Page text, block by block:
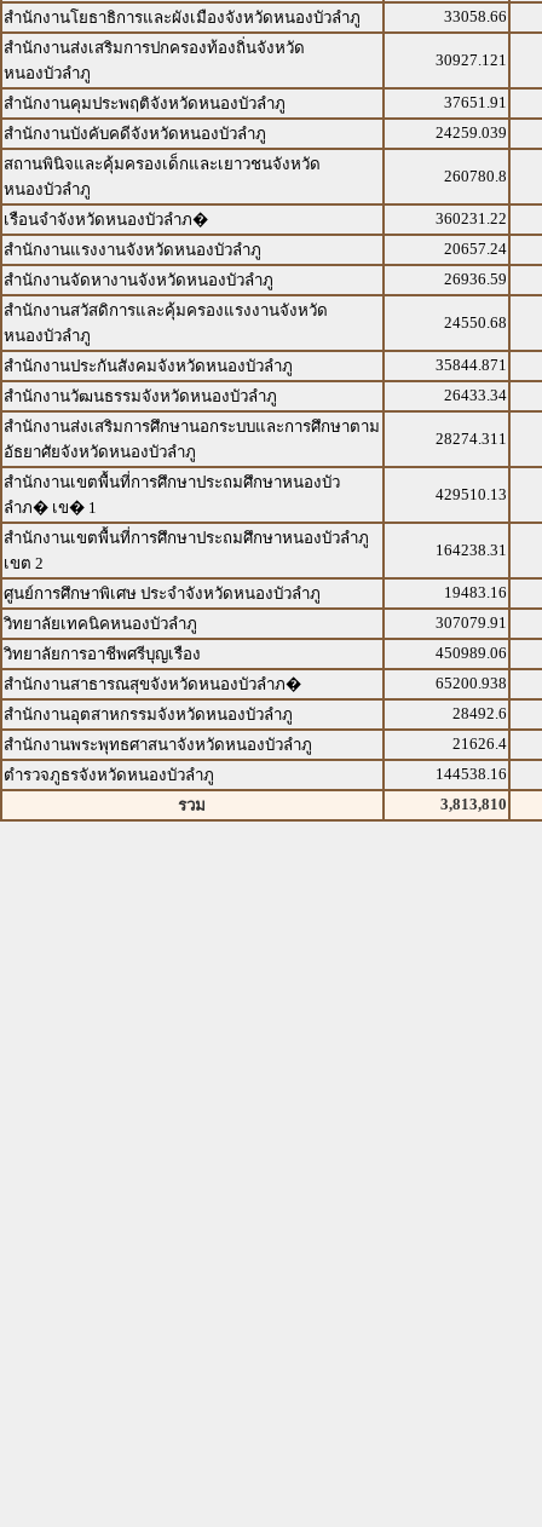
สำนักงานโยธาธิการและผังเมืองจังหวัดหนองบัวลำภู
33058.66
สำนักงานส่งเสริมการปกครองท้องถิ่นจังหวัด
หนองบัวลำภู
30927.121
สำนักงานคุมประพฤติจังหวัดหนองบัวลำภู
37651.91
สำนักงานบังคับคดีจังหวัดหนองบัวลำภู
24259.039
สถานพินิจและคุ้มครองเด็กและเยาวชนจังหวัด
หนองบัวลำภู
260780.8
เรือนจำจังหวัดหนองบัวลำภ�
360231.22
สำนักงานแรงงานจังหวัดหนองบัวลำภู
20657.24
สำนักงานจัดหางานจังหวัดหนองบัวลำภู
26936.59
สำนักงานสวัสดิการและคุ้มครองแรงงานจังหวัด
หนองบัวลำภู
24550.68
สำนักงานประกันสังคมจังหวัดหนองบัวลำภู
35844.871
สำนักงานวัฒนธรรมจังหวัดหนองบัวลำภู
26433.34
สำนักงานส่งเสริมการศึกษานอกระบบและการศึกษาตาม
อัธยาศัยจังหวัดหนองบัวลำภู
28274.311
สำนักงานเขตพื้นที่การศึกษาประถมศึกษาหนองบัว
ลำภ� เข� 1
429510.13
สำนักงานเขตพื้นที่การศึกษาประถมศึกษาหนองบัวลำภู
เขต 2
164238.31
ศูนย์การศึกษาพิเศษ ประจำจังหวัดหนองบัวลำภู
19483.16
วิทยาลัยเทคนิคหนองบัวลำภู
307079.91
วิทยาลัยการอาชีพศรีบุญเรือง
450989.06
สำนักงานสาธารณสุขจังหวัดหนองบัวลำภ�
65200.938
สำนักงานอุตสาหกรรมจังหวัดหนองบัวลำภู
28492.6
สำนักงานพระพุทธศาสนาจังหวัดหนองบัวลำภู
21626.4
ตำรวจภูธรจังหวัดหนองบัวลำภู
144538.16
รวม
3,813,810